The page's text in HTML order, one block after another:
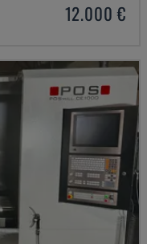
12.000 €